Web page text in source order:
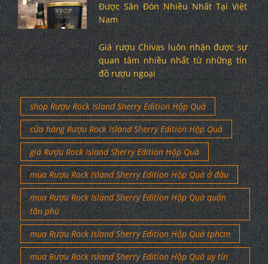
Được Săn Đón Nhiều Nhất Tại Việt
Nam
Giá rượu Chivas luôn nhận được sự
quan tâm nhiều nhất từ những tín
đồ rượu ngoại
shop Rượu Rock Island Sherry Edition Hộp Quà
cửa hàng Rượu Rock Island Sherry Edition Hộp Quà
giá Rượu Rock Island Sherry Edition Hộp Quà
mua Rượu Rock Island Sherry Edition Hộp Quà ở đâu
mua Rượu Rock Island Sherry Edition Hộp Quà quận
tân phú
mua Rượu Rock Island Sherry Edition Hộp Quà tphcm
mua Rượu Rock Island Sherry Edition Hộp Quà uy tín